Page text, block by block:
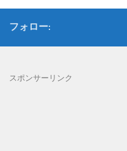
フォロー:
スポンサーリンク